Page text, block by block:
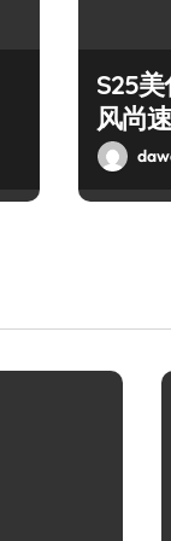
S25
风尚